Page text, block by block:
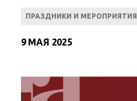
ПРАЗДНИКИ И МЕРОПРИЯТИЯ
9 МАЯ 2025